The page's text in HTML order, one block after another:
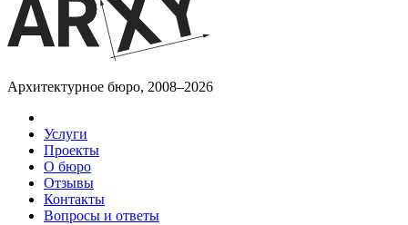
Архитектурное бюро, 2008–2026
Услуги
Проекты
О бюро
Отзывы
Контакты
Вопросы и ответы